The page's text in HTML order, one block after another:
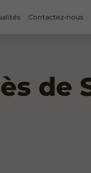
Contactez-nous
de